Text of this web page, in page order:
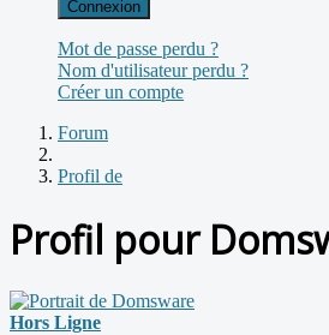
Connexion
Mot de passe perdu ?
Nom d'utilisateur perdu ?
Créer un compte
Forum
Profil de
Profil pour
Hors Ligne